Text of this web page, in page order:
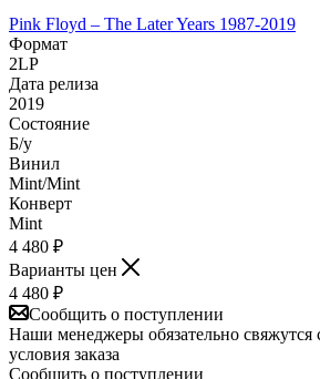
Pink Floyd – The Later Years 1987-2019
Формат
2LP
Дата релиза
2019
Состояние
Б/у
Винил
Mint/Mint
Конверт
Mint
4 480 ₽
Варианты цен
4 480 ₽
Сообщить о поступлении
Наши менеджеры обязательно свяжутся
условия заказа
Сообщить о поступлении